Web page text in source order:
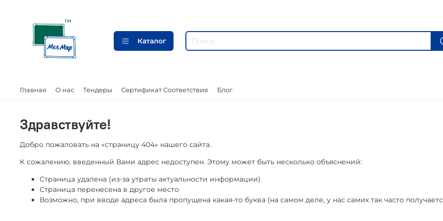
Каталог
Главная О нас Тендеры Сертификат Соответствия Блог
Здравствуйте!
Добро пожаловать на «страницу 404» нашего сайта.
К сожалению, введенный Вами адрес недоступен. Этому может быть несколько объяснений:
Страница удалена (из-за утраты актуальности информации)
Страница перенесена в другое место
Возможно, при вводе адреса была пропущена какая-то буква (на самом деле, у нас самих так часто